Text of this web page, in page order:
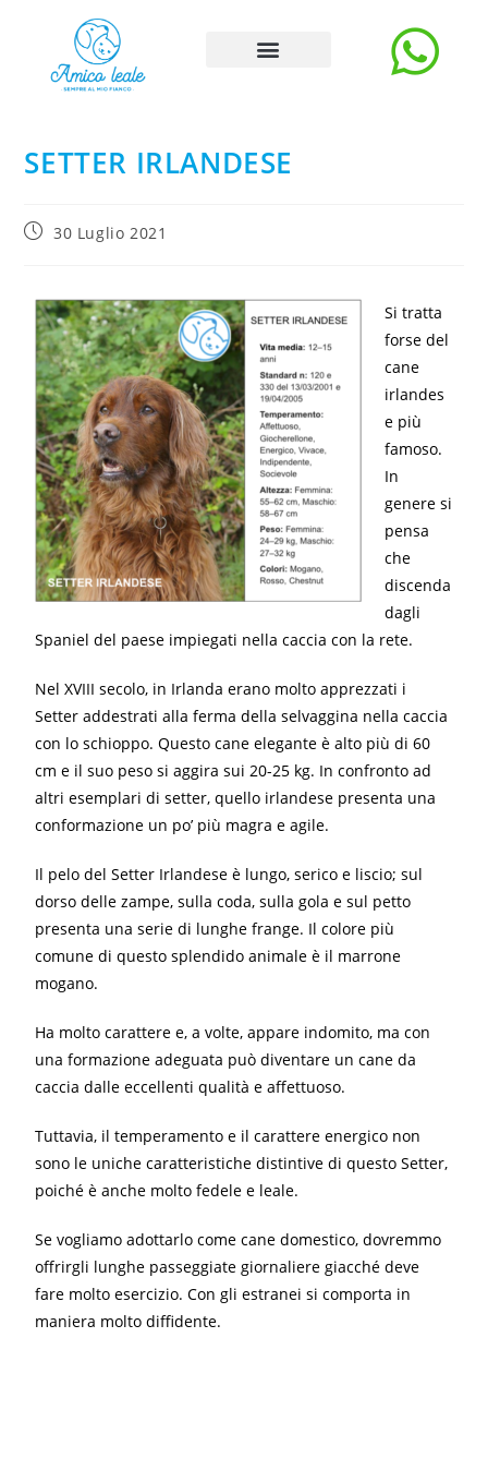
SETTER IRLANDESE
30 Luglio 2021
Si tratta
forse del
cane
irlandes
e più
famoso.
In
genere si
pensa
che
discenda
dagli
Spaniel del paese impiegati nella caccia con la rete.
Nel XVIII secolo, in Irlanda erano molto apprezzati i
Setter addestrati alla ferma della selvaggina nella caccia
con lo schioppo. Questo cane elegante è alto più di 60
cm e il suo peso si aggira sui 20-25 kg. In confronto ad
altri esemplari di setter, quello irlandese presenta una
conformazione un po’ più magra e agile.
Il pelo del Setter Irlandese è lungo, serico e liscio; sul
dorso delle zampe, sulla coda, sulla gola e sul petto
presenta una serie di lunghe frange. Il colore più
comune di questo splendido animale è il marrone
mogano.
Ha molto carattere e, a volte, appare indomito, ma con
una formazione adeguata può diventare un cane da
caccia dalle eccellenti qualità e affettuoso.
Tuttavia, il temperamento e il carattere energico non
sono le uniche caratteristiche distintive di questo Setter,
poiché è anche molto fedele e leale.
Se vogliamo adottarlo come cane domestico, dovremmo
offrirgli lunghe passeggiate giornaliere giacché deve
fare molto esercizio. Con gli estranei si comporta in
maniera molto diffidente.